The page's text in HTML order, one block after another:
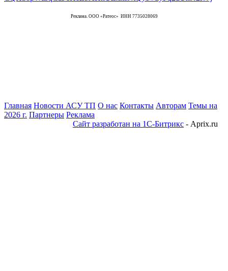
Реклама. ООО «Ратеос» ИНН 7735028069
Главная Новости АСУ ТП О нас Контакты Авторам Темы на
2026 г. Партнеры Реклама
Сайт разработан на 1С-Битрикс - Aprix.ru